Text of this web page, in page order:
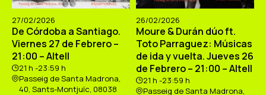
27/02/2026
De Córdoba a Santiago.
Viernes 27 de Febrero –
21:00 – Altell
21 h -23:59 h
Passeig de Santa Madrona,
40, Sants-Montjuïc, 08038
26/02/2026
Moure & Durán dúo ft.
Toto Parraguez: Músicas
de ida y vuelta. Jueves 26
de Febrero – 21:00 – Altell
21 h -23:59 h
Passeig de Santa Madrona,